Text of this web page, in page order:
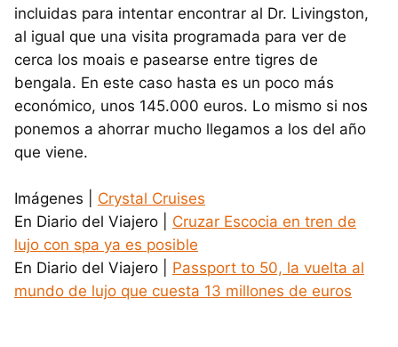
incluidas para intentar encontrar al Dr. Livingston,
al igual que una visita programada para ver de
cerca los moais e pasearse entre tigres de
bengala. En este caso hasta es un poco más
económico, unos 145.000 euros. Lo mismo si nos
ponemos a ahorrar mucho llegamos a los del año
que viene.
Imágenes | Crystal Cruises
En Diario del Viajero | Cruzar Escocia en tren de
lujo con spa ya es posible
En Diario del Viajero | Passport to 50, la vuelta al
mundo de lujo que cuesta 13 millones de euros